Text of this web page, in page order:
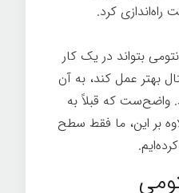
بتواند در یک کار
بهتر عمل کند، به آن
واضح‌ست که قبلاً به
بر این، ما فقط سطح